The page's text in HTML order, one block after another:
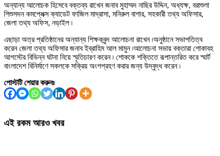
অন্যান্য আলোচক হিসেবে বক্তব্য রাখেন জনাব মুহাম্মদ নাছির উদ্দিন, অধ্যক্ষ, বরাশুলা
শিশুসদন কমপ্লেক্স ক্যাডেট ফাজিল মাদ্রাসা, মনিরুল বাশার, সহকারী তথ্য অফিসার,
জেলা তথ্য অফিস, নড়াইল ৷
এছাড়া অত্র প্রতিষ্ঠানের অন্যান্য শিক্ষকবৃন্দ আলোচনা রাখেন ৷অনুষ্ঠানে সভাপতিত্ব
করেন জেলা তথ্য অফিসার জনাব ইব্রাহিম আল মামুন ৷আলোচনা সভায় বক্তারা শোকাবহ
আগস্টের বিভিন্ন ঘটনা নিয়ে স্মৃতিচারণ করেন ৷ শোককে শক্তিতে রূপান্তরিত করে স্মার্ট
বাংলাদেশ বিনির্মাণে সকলকে সক্রিয় অংশগ্রহণ করার জন্য উদ্বুদ্ধ করেন ৷
পোস্টটি শেয়ার করুনঃ
এই রকম আরও খবর